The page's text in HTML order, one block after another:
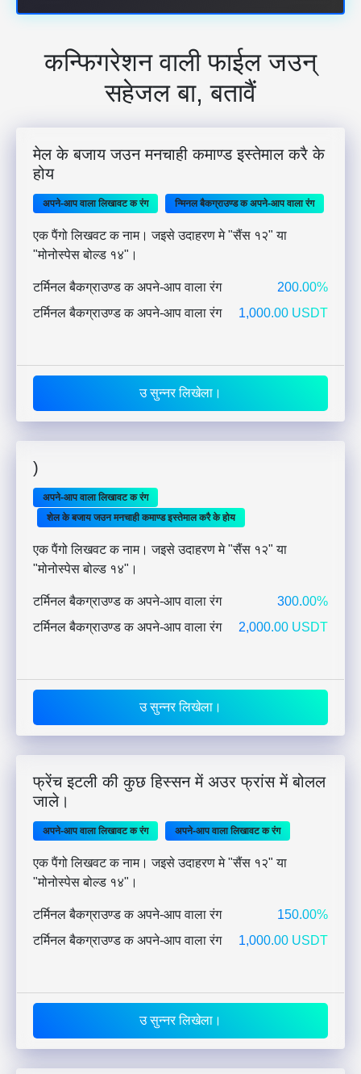
कन्फिगरेशन वाली फाईल जउन्
सहेजल बा, बतावैं
मेल के बजाय जउन मनचाही कमाण्ड इस्तेमाल करै के
होय
अपने-आप वाला लिखावट क रंग न्मिनल बैकग्राउण्ड क अपने-आप वाला रंग
एक पैंगो लिखवट क नाम। जइसे उदाहरण मे "सैंस १२" या
"मोनोस्पेस बोल्ड १४"।
टर्मिनल बैकग्राउण्ड क अपने-आप वाला रंग
200.00%
टर्मिनल बैकग्राउण्ड क अपने-आप वाला रंग
1,000.00 USDT
उ सुन्नर लिखेला।
)
अपने-आप वाला लिखावट क रंग
शेल के बजाय जउन मनचाही कमाण्ड इस्तेमाल करै के होय
एक पैंगो लिखवट क नाम। जइसे उदाहरण मे "सैंस १२" या
"मोनोस्पेस बोल्ड १४"।
टर्मिनल बैकग्राउण्ड क अपने-आप वाला रंग
300.00%
टर्मिनल बैकग्राउण्ड क अपने-आप वाला रंग
2,000.00 USDT
उ सुन्नर लिखेला।
फ्रेंच इटली की कुछ हिस्सन में अउर फ्रांस में बोलल
जाले।
अपने-आप वाला लिखावट क रंग अपने-आप वाला लिखावट क रंग
एक पैंगो लिखवट क नाम। जइसे उदाहरण मे "सैंस १२" या
"मोनोस्पेस बोल्ड १४"।
टर्मिनल बैकग्राउण्ड क अपने-आप वाला रंग
150.00%
टर्मिनल बैकग्राउण्ड क अपने-आप वाला रंग
1,000.00 USDT
उ सुन्नर लिखेला।